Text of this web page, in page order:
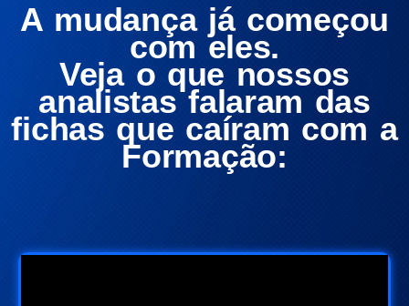
A mudança já começou
com eles.
Veja o que nossos
analistas falaram das
fichas que caíram com a
Formação: